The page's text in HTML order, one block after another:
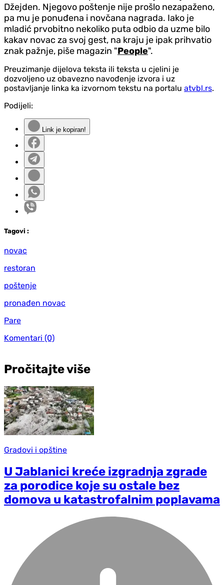
Džejden. Njegovo poštenje nije prošlo nezapaženo,
pa mu je ponuđena i novčana nagrada. Iako je
mladić prvobitno nekoliko puta odbio da uzme bilo
kakav novac za svoj gest, na kraju je ipak prihvatio
znak pažnje, piše magazin "People".
Preuzimanje dijelova teksta ili teksta u cjelini je
dozvoljeno uz obavezno navođenje izvora i uz
postavljanje linka ka izvornom tekstu na portalu atvbl.rs.
Podijeli:
Link je kopiran!
Tagovi :
novac
restoran
poštenje
pronađen novac
Pare
Komentari (0)
Pročitajte više
Gradovi i opštine
U Jablanici kreće izgradnja zgrade
za porodice koje su ostale bez
domova u katastrofalnim poplavama